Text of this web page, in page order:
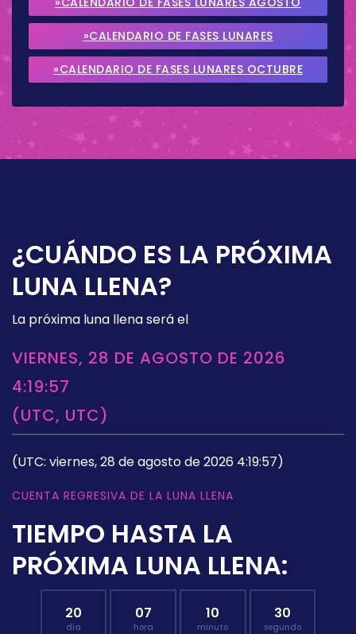
2026
»CALENDARIO DE FASES LUNARES
SEPTIEMBRE 2026
»CALENDARIO DE FASES LUNARES OCTUBRE
¿CUÁNDO ES LA PRÓXIMA
LUNA LLENA?
La próxima luna llena será el
VIERNES, 28 DE AGOSTO DE 2026
4:19:57
(UTC, UTC)
(UTC: viernes, 28 de agosto de 2026 4:19:57)
CUENTA REGRESIVA DE LA LUNA LLENA
TIEMPO HASTA LA
PRÓXIMA LUNA LLENA:
20
día
07
hora
10
minuto
29
segundo